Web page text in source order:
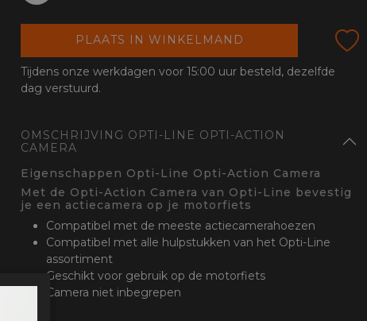
Sloten
Telefoon
PLAATS IN WINKELMAND
Tijdens onze werkdagen voor 15:00 uur besteld, dezelfde
dag verstuurd.
OMSCHRIJVING OPTI-LINE OPTI-ACTION
CAMERA
Eigenschappen Opti-Line Opti-Action Camera
Met de Opti-Action Camera van Opti-Line bevestig
je een actiecamera op je motorfiets
Compatibel met de meeste actiecamerahoezen
Compatibel met alle hulpstukken van het Opti-Line
assortiment
Geschikt voor gebruik op de motorfiets
Camera niet inbegrepen